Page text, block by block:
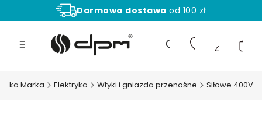
Darmowa dostawa od 100 zł
Aż
na zwrot towaru!
Otwórz wyszukiwarkę
Marka Elektryka Wtyki i gniazda przenośne Siłowe 400V